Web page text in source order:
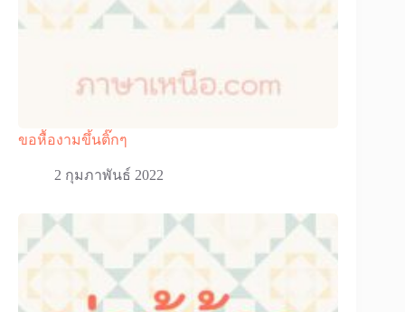
ขอหื้องามขึ้นติ๊กๆ
2 กุมภาพันธ์ 2022